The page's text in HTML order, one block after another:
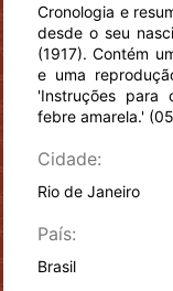
Cronologia e
desde o seu
(1917). Contém
e uma
'Instruções para
febre amarela.'
Cidade:
Rio de Janeiro
País:
Brasil